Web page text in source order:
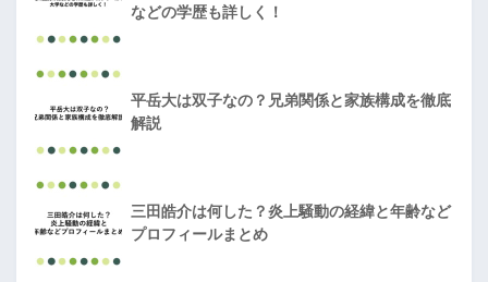
などの学歴も詳しく！
平岳大は双子なの？兄弟関係と家族構成を徹底
解説
三田皓介は何した？炎上騒動の経緯と年齢など
プロフィールまとめ